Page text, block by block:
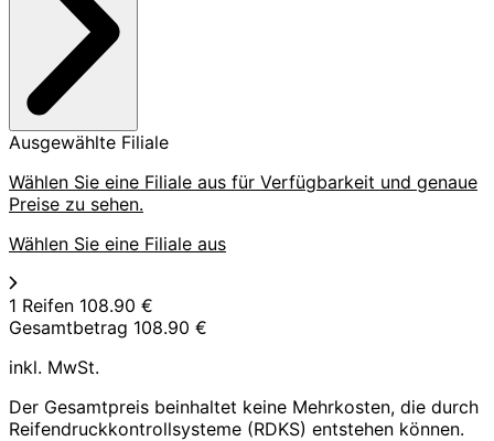
Ausgewählte Filiale
Wählen Sie eine Filiale aus für Verfügbarkeit und genaue
Preise zu sehen.
Wählen Sie eine Filiale aus
1 Reifen 108.90 €
Gesamtbetrag 108.90 €
inkl. MwSt.
Der Gesamtpreis beinhaltet keine Mehrkosten, die durch
Reifendruckkontrollsysteme (RDKS) entstehen können.